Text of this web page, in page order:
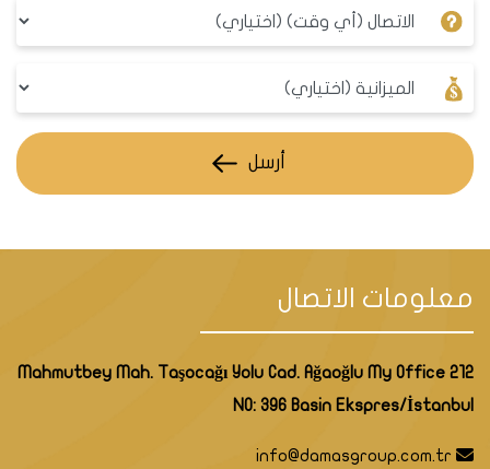
أرسل
معلومات الاتصال
Mahmutbey Mah. Taşocağı Yolu Cad. Ağaoğlu My Office 212
NO: 396 Basin Ekspres/İstanbul
info@damasgroup.com.tr